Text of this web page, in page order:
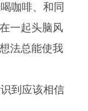
咖啡、和同
一起头脑风
法总能使我
到应该相信